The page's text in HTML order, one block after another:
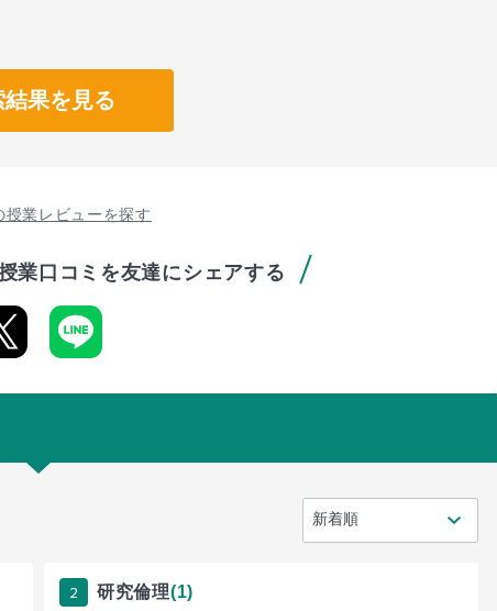
結果を見る
授業レビューを探す
業口コミを友達にシェアする
2 研究倫理(1)